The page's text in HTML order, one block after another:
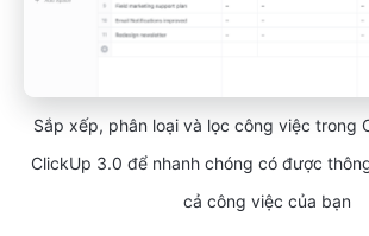
Sắp xếp, phân loại và lọc công việc trong
ClickUp 3.0 để nhanh chóng có được
cả công việc của bạn